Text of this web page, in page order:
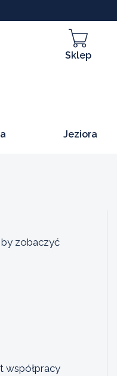
Sklep
Jeziora
zobaczyć
współpracy